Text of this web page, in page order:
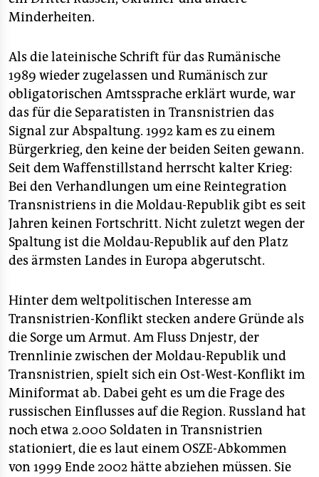
Minderheiten.
Als die lateinische Schrift für das Rumänische
1989 wieder zugelassen und Rumänisch zur
obligatorischen Amtssprache erklärt wurde, war
das für die Separatisten in Transnistrien das
Signal zur Abspaltung. 1992 kam es zu einem
Bürgerkrieg, den keine der beiden Seiten gewann.
Seit dem Waffenstillstand herrscht kalter Krieg:
Bei den Verhandlungen um eine Reintegration
Transnistriens in die Moldau-Republik gibt es seit
Jahren keinen Fortschritt. Nicht zuletzt wegen der
Spaltung ist die Moldau-Republik auf den Platz
des ärmsten Landes in Europa abgerutscht.
Hinter dem weltpolitischen Interesse am
Transnistrien-Konflikt stecken andere Gründe als
die Sorge um Armut. Am Fluss Dnjestr, der
Trennlinie zwischen der Moldau-Republik und
Transnistrien, spielt sich ein Ost-West-Konflikt im
Miniformat ab. Dabei geht es um die Frage des
russischen Einflusses auf die Region. Russland hat
noch etwa 2.000 Soldaten in Transnistrien
stationiert, die es laut einem OSZE-Abkommen
von 1999 Ende 2002 hätte abziehen müssen. Sie